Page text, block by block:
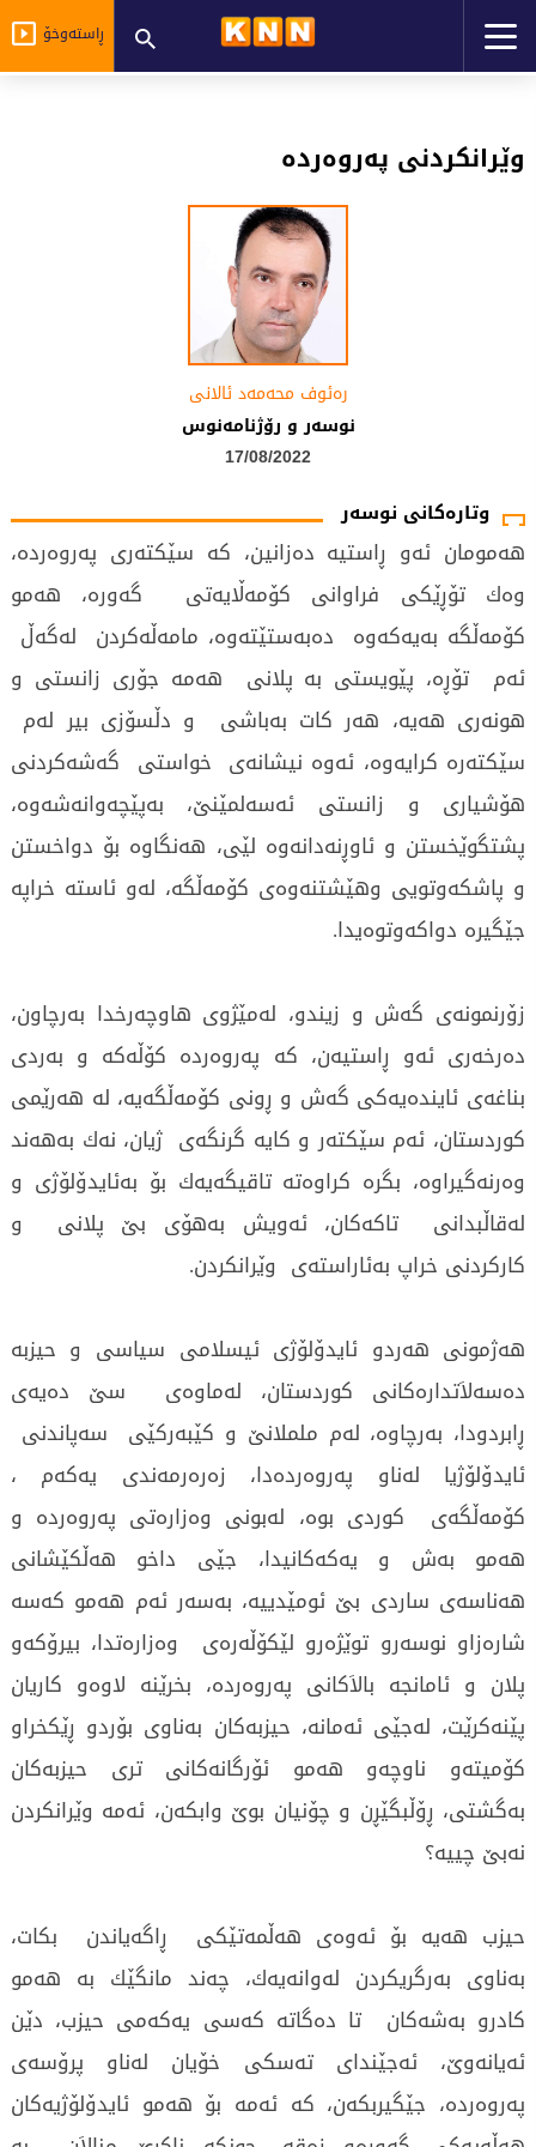
ڕاستەوخۆ
وێرانكردنی‌ په‌روه‌رده‌
رەئوف محەمەد ئالانی
نوسەر و رۆژنامەنوس
17/08/2022
وتارەکانی نوسەر
هه‌مومان ئه‌و ڕاستیه‌ ده‌زانین، كه‌ سێكته‌ری‌ په‌روه‌رده‌،
وه‌ك تۆڕێكی‌ فراوانی‌ کۆمەڵایەتی گه‌وره‌، هه‌مو
كۆمه‌ڵگه‌ به‌یه‌كه‌وه‌ ده‌به‌ستێته‌وه‌، مامه‌ڵه‌كردن له‌گه‌ڵ
ئه‌م تۆڕه‌، پێویستی‌ به‌ پلانی‌ هه‌مه‌ جۆری‌ زانستی‌ و
هونه‌ری‌ هه‌یه‌، هه‌ر كات به‌باشی‌ و دڵسۆزی‌ بیر له‌م
سێكته‌ره‌ كرایه‌وه‌، ئه‌وه‌ نیشانه‌ی‌ خواستی‌ گه‌شه‌كردنی‌
هۆشیاری‌ و زانستی‌ ئه‌سه‌لمێنێ‌، به‌پێچه‌وانه‌شه‌وه‌،
پشتگوێخستن و ئاوڕنه‌دانه‌وه‌ لێی‌، هه‌نگاوه‌ بۆ دواخستن
و پاشكه‌وتویی وهێشتنه‌وه‌ی‌ كۆمه‌ڵگه‌، له‌و ئاسته‌ خراپه‌
جێگیره‌ دواكه‌وتوه‌یدا.
زۆرنمونه‌ی‌ گه‌ش و زیندو، له‌مێژوی‌ هاوچه‌رخدا به‌رچاون،
ده‌رخه‌ری‌ ئه‌و ڕاستیه‌ن، كه‌ په‌روه‌رده‌ كۆڵه‌كه‌ و به‌ردی‌
بناغه‌ی‌ ئاینده‌یه‌كی‌ گه‌ش و ڕونی‌ كۆمه‌ڵگه‌یه‌، له‌ هه‌رێمی‌
كوردستان، ئه‌م سێكته‌ر و كایه‌ گرنگه‌ی‌ ژیان، نه‌ك به‌هه‌ند
وه‌رنه‌گیراوه‌، بگره‌ كراوه‌ته‌ تاقیگه‌یه‌ك بۆ به‌ئایدۆلۆژی‌ و
له‌قاڵبدانی‌ تاكه‌كان، ئه‌ویش به‌هۆی‌ بێ پلانی‌ و
كاركردنی‌ خراپ به‌ئاراسته‌ی‌ وێرانكردن.
هه‌ژمونی‌ هه‌ردو ئایدۆلۆژی‌ ئیسلامی‌ سیاسی‌ و حیزبه‌
ده‌سه‌لاَتداره‌كانی‌ كوردستان، له‌ماوه‌ی‌ سێ ده‌یه‌ی‌
ڕابردودا، به‌رچاوه‌، له‌م ململانێ‌ و كێبەر‌كێی‌ سه‌پاندنی‌
ئایدۆلۆژیا له‌ناو په‌روه‌رده‌دا، زه‌ره‌رمه‌ندی‌ یه‌كه‌م ،
كۆمه‌ڵگه‌ی‌ كوردی‌ بوه‌، له‌بونی‌ وه‌زاره‌تی‌ په‌روه‌رده‌ و
هه‌مو به‌ش و یه‌كه‌كانیدا، جێی‌ داخو هه‌ڵكێشانی‌
هه‌ناسه‌ی‌ ساردی‌ بێ‌ ئومێدییه‌، به‌سه‌ر ئه‌م هه‌مو كه‌سه‌
شاره‌زاو نوسه‌رو توێژه‌رو لێكۆڵه‌ره‌ی‌ وه‌زاره‌تدا، بیرۆكه‌و
پلان و ئامانجه‌ بالاَكانی‌ په‌روه‌رده‌، بخرێنه‌ لاوه‌و كاریان
پێنه‌كرێت، له‌جێی‌ ئه‌مانه‌، حیزبه‌كان به‌ناوی‌ بۆردو ڕێكخراو
كۆمیته‌و ناوچه‌و هه‌مو ئۆرگانه‌كانی‌ تری‌ حیزبه‌كان
به‌گشتی‌، ڕۆڵبگێڕن و چۆنیان بوێ‌ وابكه‌ن، ئه‌مه‌ وێرانكردن
نه‌بێ چییه‌؟
حیزب هه‌یه‌ بۆ ئه‌وه‌ی‌ هه‌ڵمه‌تێكی‌ ڕاگه‌یاندن بكات،
به‌ناوی‌ به‌رگریكردن له‌وانه‌یه‌ك، چه‌ند مانگێك به‌ هه‌مو
كادرو به‌شه‌كان تا ده‌گاته‌ كه‌سی‌ یه‌كه‌می‌ حیزب، دێن
ئه‌یانه‌وێ‌، ئه‌جێندای‌ ته‌سكی‌ خۆیان له‌ناو پرۆسه‌ی‌
په‌روه‌رده‌، جێگیربكه‌ن، كه‌ ئه‌مه‌ بۆ هه‌مو ئایدۆلۆژیه‌كان